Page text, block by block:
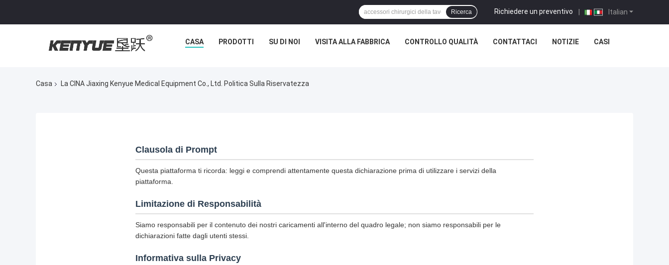
Italian
Richiedere un preventivo |
Ricerca
CASA PRODOTTI SU DI NOI VISITA ALLA FABBRICA CONTROLLO QUALITÀ CONTATTACI NOTIZIE CASI
Casa La CINA Jiaxing Kenyue Medical Equipment Co., Ltd. Politica Sulla Riservatezza
Clausola di Prompt
Questa piattaforma ti ricorda: leggi e comprendi attentamente questa dichiarazione prima di utilizzare i servizi della
piattaforma.
Limitazione di Responsabilità
Siamo responsabili per il contenuto dei nostri caricamenti all'interno del quadro legale; non siamo responsabili per le
dichiarazioni fatte dagli utenti stessi.
Informativa sulla Privacy